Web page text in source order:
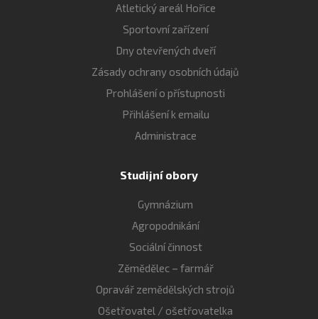
Atletický areál Hořice
Sportovní zařízení
Dny otevřených dveří
Zásady ochrany osobních údajů
Prohlášení o přístupnosti
Přihlášení k emailu
Administrace
Studijní obory
Gymnázium
Agropodnikání
Sociální činnost
Zěmědělec – farmář
Opravář zemědělských strojů
Ošetřovatel / ošetřovatelka